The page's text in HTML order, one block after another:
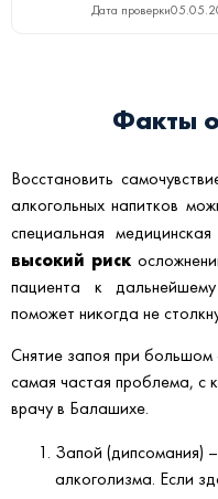
Дата проверки
Факты
Восстановить
алкогольных напитков
специальная
высокий риск
пациента к
поможет никогда не
Снятие запоя при большом
самая частая проблема, с
врачу в Балашихе.
Запой (дипсомания)
алкоголизма. Если